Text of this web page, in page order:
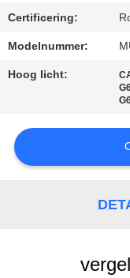
NEWS
PRIVACY
Certificering:
Modelnummer:
Hoog licht: